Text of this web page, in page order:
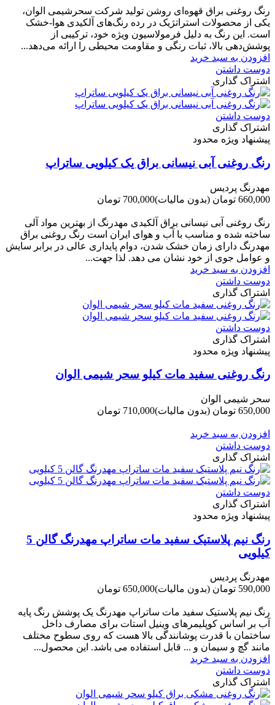
رنگ روغنی براق قهوه‌ای روشن تولید شرکت سحرشیمی الوان،
یکی از محصولات استراتژیک در رده رنگ‌های آلکیدی هوا-خشک
است. این رنگ به دلیل فرمولاسیون ویژه خود، ترکیبی از
پوشش‌دهی بالا، ثبات رنگی و مقاومت محیطی را ارائه می‌دهد...
افزودن به سبد خرید
دوست داشتن
اشتراک گذاری
دوست داشتن
اشتراک گذاری
پیشنهاد ویژه محدود
رنگ روغنی آبی نیسانی براق یک کیلویی ساتراپ
مهدرنگ پردیس
660,000 تومان
(بدون مالیات)700,000 تومان
رنگ روغنی آبی نیسانی براق آلکیدی مهدرنگ از بهترین مواد آلی
ساخته شده و مناسب با آب و هوای ایران است رنگ روغنی براق
مهدرنگ دارای زﻣﺎن ﺧﺸﮏ ﺷﺪن، دوام ﭘﺎﯾﺪاری عالی در ﺑﺮاﺑﺮ ﺳﺎﯾﺶ
و ﻋﻮاﻣﻞ ﺟﻮی از ﺧﻮد ﻧﺸﺎن ﻣﯽ دﻫﺪ. ﻟﺬا ﺟﻬﺖ...
افزودن به سبد خرید
دوست داشتن
اشتراک گذاری
دوست داشتن
اشتراک گذاری
پیشنهاد ویژه محدود
رنگ روغنی سفید مات کیلو سحر شیمی الوان
سحر شیمی الوان
650,000 تومان
(بدون مالیات)710,000 تومان
افزودن به سبد خرید
دوست داشتن
اشتراک گذاری
دوست داشتن
اشتراک گذاری
پیشنهاد ویژه محدود
رنگ نیم پلاستیک سفید مات ساتراپ مهدرنگ گالن 5
کیلویی
مهدرنگ پردیس
590,000 تومان
(بدون مالیات)650,000 تومان
رنگ نیم پلاستیک سفید مات ساتراپ مهدرنگ یک پوشش رنگ پایه
آب بر اساس کوپلیمرهای وینیل استات برای مصارف داخل
ساختمان با قدرت پوشانندگی بالا هست که روی سطوح مختلف
مانند گچ و سیمان و ... قابل استفاده می باشد. این محصول...
افزودن به سبد خرید
دوست داشتن
اشتراک گذاری